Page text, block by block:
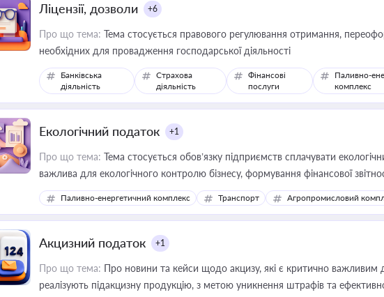
Ліцензії, дозволи +6
Про що тема: Тема стосується правового регулювання отримання,
необхідних для провадження господарської діяльності
Банківська
діяльність
Страхова
діяльність
Фінансові
послуги
Паливно-
комплекс
Екологічний податок +1
Про що тема: Тема стосується обов’язку підприємств сплачувати
важлива для екологічного контролю бізнесу, формування фінансової
законодавства
Паливно-енергетичний комплекс Транспорт Агропромисловий
Акцизний податок +1
Про що тема: Про новини та кейси щодо акцизу, які є критично важливим
реалізують підакцизну продукцію, з метою уникнення штрафів та